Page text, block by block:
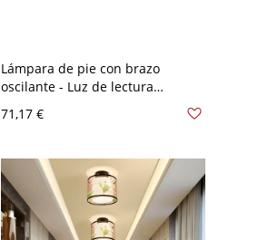
Lámpara de pie con brazo
oscilante - Luz de lectura
pesada - 110 A 120 V Plata
71,17 €